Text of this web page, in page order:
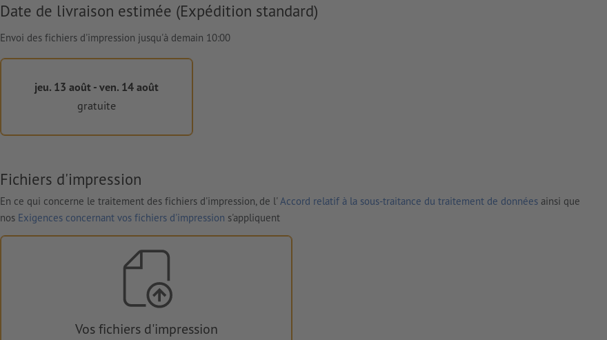
Date de livraison estimée (Expédition standard)
Envoi des fichiers d'impression jusqu'à demain 10:00
jeu. 13 août - ven. 14 août
gratuite
Fichiers d'impression
En ce qui concerne le traitement des fichiers d'impression, de l'Accord relatif à la sous-traitance du traitement de données ainsi que
nos Exigences concernant vos fichiers d'impression s'appliquent
Vos fichiers d'impression